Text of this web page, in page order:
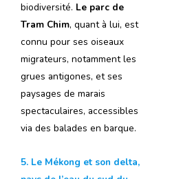
biodiversité. Le parc de
Tram Chim, quant à lui, est
connu pour ses oiseaux
migrateurs, notamment les
grues antigones, et ses
paysages de marais
spectaculaires, accessibles
via des balades en barque.
5. Le Mékong et son delta,